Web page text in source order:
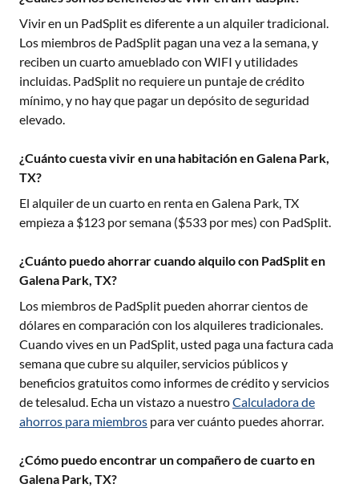
Vivir en un PadSplit es diferente a un alquiler tradicional.
Los miembros de PadSplit pagan una vez a la semana, y
reciben un cuarto amueblado con WIFI y utilidades
incluidas. PadSplit no requiere un puntaje de crédito
mínimo, y no hay que pagar un depósito de seguridad
elevado.
¿Cuánto cuesta vivir en una habitación en Galena Park,
TX?
El alquiler de un cuarto en renta en Galena Park, TX
empieza a $123 por semana ($533 por mes) con PadSplit.
¿Cuánto puedo ahorrar cuando alquilo con PadSplit en
Galena Park, TX?
Los miembros de PadSplit pueden ahorrar cientos de
dólares en comparación con los alquileres tradicionales.
Cuando vives en un PadSplit, usted paga una factura cada
semana que cubre su alquiler, servicios públicos y
beneficios gratuitos como informes de crédito y servicios
de telesalud. Echa un vistazo a nuestroCalculadora de
ahorros para miembros para ver cuánto puedes ahorrar.
¿Cómo puedo encontrar un compañero de cuarto en
Galena Park, TX?